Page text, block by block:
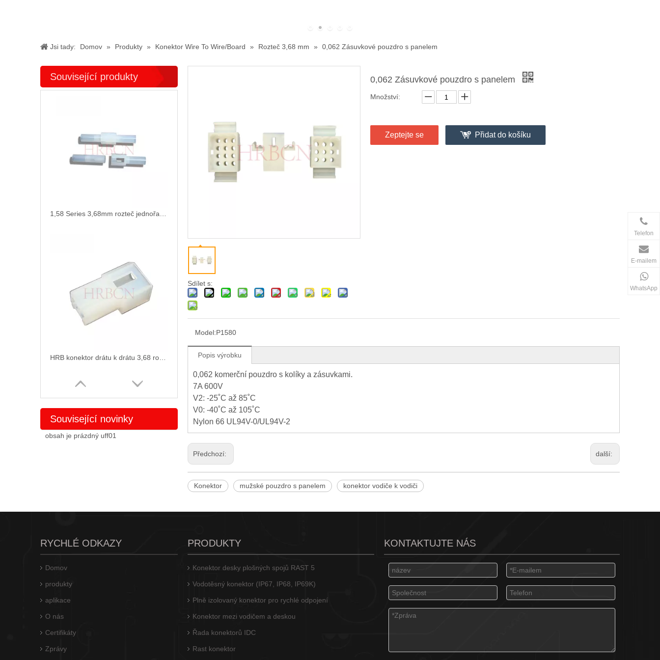
Jsi tady: Domov » Produkty » Konektor Wire To Wire/Board » Rozteč 3,68 mm » 0,062 Zásuvkové pouzdro s panelem
Související produkty
Související novinky
obsah je prázdný uff01
Sdílet s:
0,062 Zásuvkové pouzdro s panelem
Množství:
Zeptejte se Přidat do košíku
Model:P1580
Popis výrobku
0,062 komerční pouzdro s kolíky a zásuvkami.
7A 600V
V2: -25˚C až 85˚C
V0: -40˚C až 105˚C
Nylon 66 UL94V-0/UL94V-2
Předchozí: další:
Konektor mužské pouzdro s panelem konektor vodiče k vodiči
RYCHLÉ ODKAZY
Domov
produkty
aplikace
O nás
Certifikáty
Zprávy
PRODUKTY
Konektor desky plošných spojů RAST 5
Vodotěsný konektor (IP67, IP68, IP69K)
Plně izolovaný konektor pro rychlé odpojení
Konektor mezi vodičem a deskou
Řada konektorů IDC
Rast konektor
Telefon
E-mailem
WhatsApp
KONTAKTUJTE NÁS